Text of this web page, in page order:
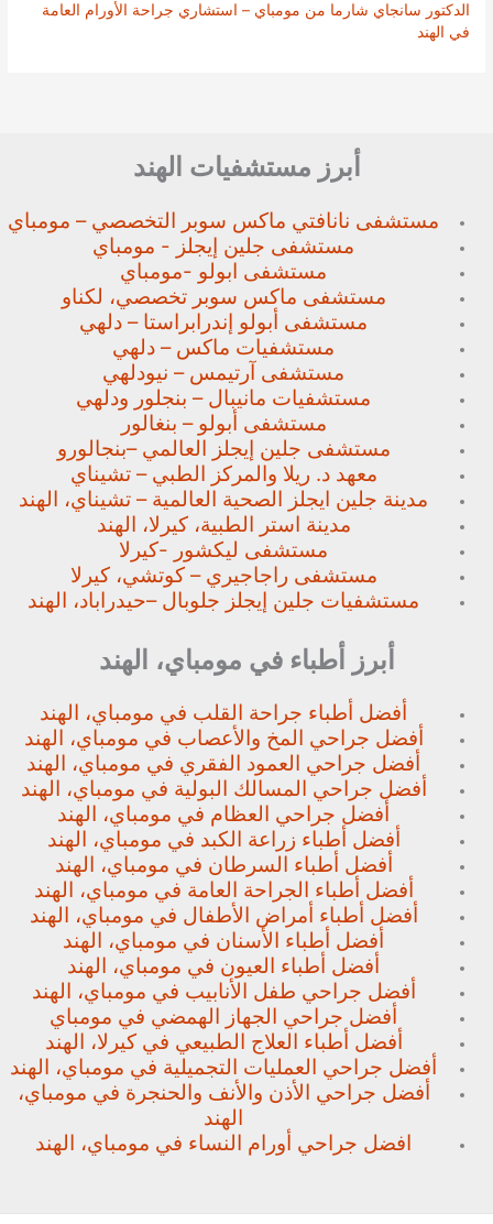
الدكتور سانجاي شارما من مومباي – استشاري جراحة الأورام العامة
في الهند
أبرز مستشفيات الهند
مستشفى نانافتي ماكس سوبر التخصصي – مومباي
مستشفى جلين إيجلز - مومباي
مستشفى ابولو -مومباي
مستشفى ماكس سوبر تخصصي، لكناو
مستشفى أبولو إندرابراستا – دلهي
مستشفيات ماكس – دلهي
مستشفى آرتيمس – نيودلهي
مستشفيات مانيبال – بنجلور ودلهي
مستشفى أبولو – بنغالور
مستشفى جلين إيجلز العالمي –بنجالورو
معهد د. ريلا والمركز الطبي – تشيناي
مدينة جلين ايجلز الصحية العالمية – تشيناي، الهند
مدينة استر الطبية، كيرلا، الهند
مستشفى ليكشور -كيرلا
مستشفى راجاجيري – كوتشي، كيرلا
مستشفيات جلين إيجلز جلوبال –حيدراباد، الهند
أبرز أطباء في مومباي، الهند
أفضل أطباء جراحة القلب في مومباي، الهند
أفضل جراحي المخ والأعصاب في مومباي، الهند
أفضل جراحي العمود الفقري في مومباي، الهند
أفضل جراحي المسالك البولية في مومباي، الهند
أفضل جراحي العظام في مومباي، الهند
أفضل أطباء زراعة الكبد في مومباي، الهند
أفضل أطباء السرطان في مومباي، الهند
أفضل أطباء الجراحة العامة في مومباي، الهند
أفضل أطباء أمراض الأطفال في مومباي، الهند
أفضل أطباء الأسنان في مومباي، الهند
أفضل أطباء العيون في مومباي، الهند
أفضل جراحي طفل الأنابيب في مومباي، الهند
أفضل جراحي الجهاز الهمضي في مومباي
أفضل أطباء العلاج الطبيعي في كيرلا، الهند
أفضل جراحي العمليات التجميلية في مومباي، الهند
أفضل جراحي الأذن والأنف والحنجرة في مومباي،
الهند
افضل جراحي أورام النساء في مومباي، الهند